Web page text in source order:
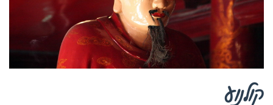
קולנוע